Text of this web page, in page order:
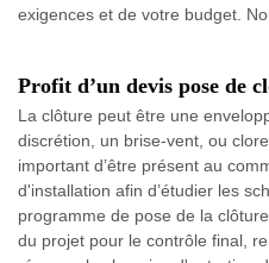
exigences et de votre budget.
Profit d’un devis pose de
La clôture peut être une
discrétion, un brise-vent, ou
important d’être présent au
d'installation afin d’étudier les
programme de pose de la
du projet pour le contrôle final,